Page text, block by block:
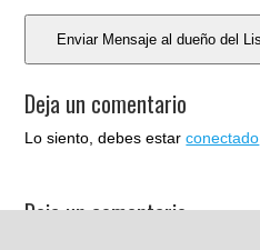
Deja un comentario
Lo siento, debes estarconectado
Deja un comentario